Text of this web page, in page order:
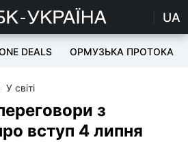
UA
DEALS ОРМУЗЬКА ПРОТОКА
У світі
з
вступ 4 липня